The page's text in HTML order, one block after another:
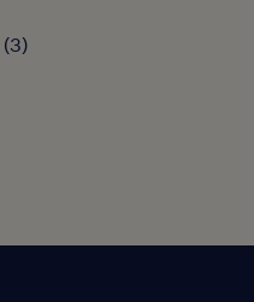
(3)